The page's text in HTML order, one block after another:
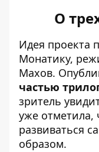
О
Идея проекта
Монатику,
Махов.
частью
зритель
уже отметила,
развиваться
образом.